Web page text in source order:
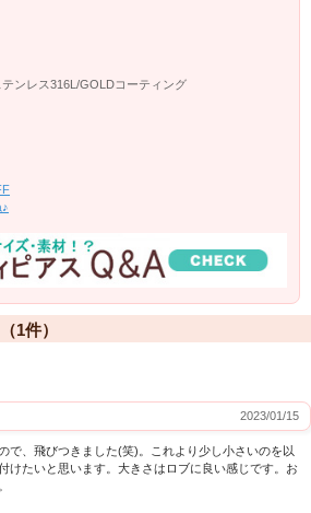
テンレス316L/GOLDコーティング
1件）
2023/01/15
で、飛びつきました(笑)。これより少し小さいのを以
けたいと思います。大きさはロブに良い感じです。お